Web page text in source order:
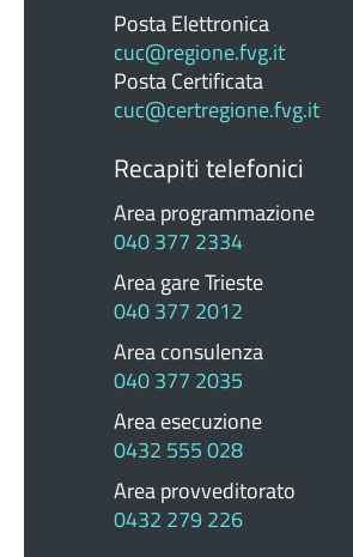
Posta Elettronica
cuc@regione.fvg.it
Posta Certificata
cuc@certregione.fvg.it
Recapiti telefonici
Area programmazione
040 377 2334
Area gare Trieste
040 377 2012
Area consulenza
040 377 2035
Area esecuzione
0432 555 028
Area provveditorato
0432 279 226